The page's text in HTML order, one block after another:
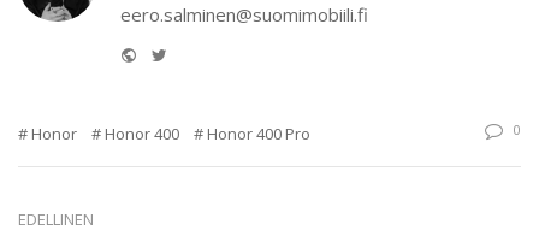
eero.salminen@suomimobiili.fi
Website
Honor Honor 400 Honor 400 Pro 0
EDELLINEN